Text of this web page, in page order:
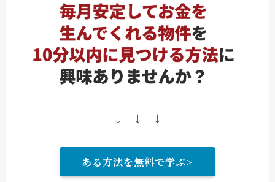
↓ ↓ ↓
ある方法を無料で学ぶ>